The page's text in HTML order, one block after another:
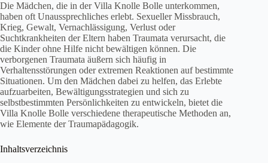
Die Mädchen, die in der Villa Knolle Bolle unterkommen,
haben oft Unaussprechliches erlebt. Sexueller Missbrauch,
Krieg, Gewalt, Vernachlässigung, Verlust oder
Suchtkrankheiten der Eltern haben Traumata verursacht, die
die Kinder ohne Hilfe nicht bewältigen können. Die
verborgenen Traumata äußern sich häufig in
Verhaltensstörungen oder extremen Reaktionen auf bestimmte
Situationen. Um den Mädchen dabei zu helfen, das Erlebte
aufzuarbeiten, Bewältigungsstrategien und sich zu
selbstbestimmten Persönlichkeiten zu entwickeln, bietet die
Villa Knolle Bolle verschiedene therapeutische Methoden an,
wie Elemente der Traumapädagogik.
Inhaltsverzeichnis